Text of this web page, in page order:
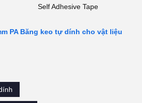
Self Adhesive Tape
PA Băng keo tự dính cho vật liệu